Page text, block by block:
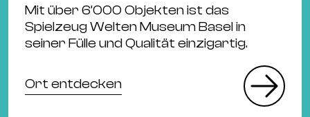
Mit über 6’000 Objekten ist das
Spielzeug Welten Museum Basel in
seiner Fülle und Qualität einzigartig.
Ort entdecken